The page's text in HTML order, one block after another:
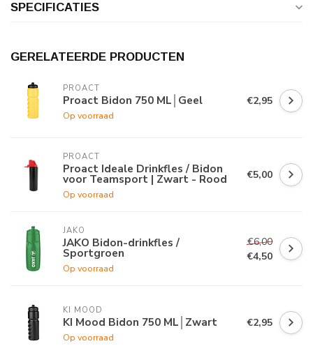
SPECIFICATIES
GERELATEERDE PRODUCTEN
PROACT
Proact Bidon 750 ML│Geel
Op voorraad
€2,95
PROACT
Proact Ideale Drinkfles / Bidon
voor Teamsport | Zwart - Rood
Op voorraad
€5,00
JAKO
JAKO Bidon-drinkfles /
Sportgroen
Op voorraad
€6,00
€4,50
KI MOOD
KI Mood Bidon 750 ML│Zwart
Op voorraad
€2,95